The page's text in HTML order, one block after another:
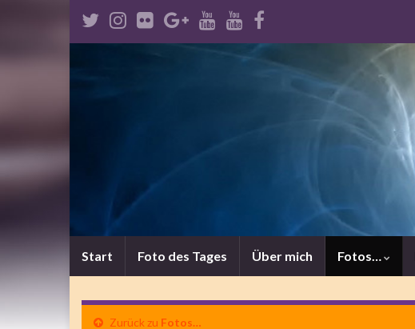
Start Foto des Tages Über mich Fotos…
Zurück zu Fotos…